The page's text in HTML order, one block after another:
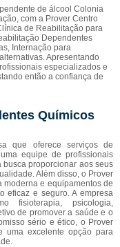
de álcool Colonia
com a Prover Centro
de Reabilitação para
Dependentes
Internação para
Apresentando
especializados e
então a confiança de
Químicos
que oferece serviços de
equipe de profissionais
proporcionar aos seus
Além disso, o Prover
moderna e equipamentos de
eficaz e seguro. A empresa
fisioterapia, psicologia,
de promover a saúde e o
sério e ético, o Prover
uma excelente opção para